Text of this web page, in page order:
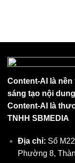
Content-AI là
sáng tạo nội
Content-AI là
TNHH SBMEDIA
Địa chỉ: Số
Phường 8,